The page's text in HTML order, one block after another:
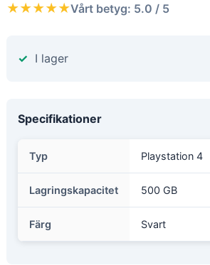
★★★★★Vårt betyg: 5.0 / 5
I lager
Specifikationer
Typ Playstation 4
Lagringskapacitet 500 GB
Färg Svart